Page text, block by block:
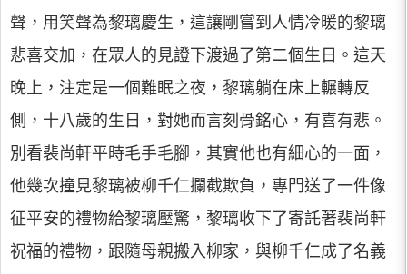
聲，用笑聲為黎璃慶生，這讓剛嘗到人情冷暖的黎璃
悲喜交加，在眾人的見證下渡過了第二個生日。這天
晚上，注定是一個難眠之夜，黎璃躺在床上輾轉反
側，十八歲的生日，對她而言刻骨銘心，有喜有悲。
別看裴尚軒平時毛手毛腳，其實他也有細心的一面，
他幾次撞見黎璃被柳千仁攔截欺負，專門送了一件像
征平安的禮物給黎璃壓驚，黎璃收下了寄託著裴尚軒
祝福的禮物，跟隨母親搬入柳家，與柳千仁成了名義